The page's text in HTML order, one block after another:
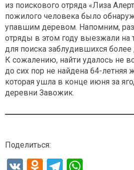
из поискового отряда «Лиза
пожилого человека было
упавшим деревом. Напомним,
отряды в этом году выезжали на
для поиска заблудившихся более
К сожалению, найти удалось не
до сих пор не найдена 64-летняя
которая ушла в конце июня за
деревни Завожик.
Поделиться: